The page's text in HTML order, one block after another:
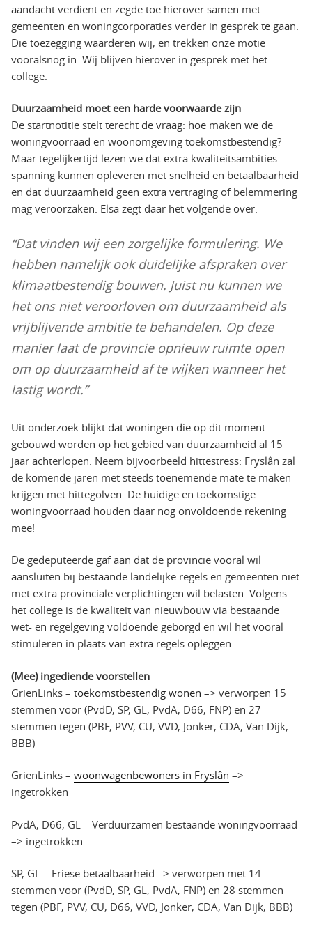
aandacht verdient en zegde toe hierover samen met
gemeenten en woningcorporaties verder in gesprek te gaan.
Die toezegging waarderen wij, en trekken onze motie
vooralsnog in. Wij blijven hierover in gesprek met het
college.
Duurzaamheid moet een harde voorwaarde zijn
De startnotitie stelt terecht de vraag: hoe maken we de
woningvoorraad en woonomgeving toekomstbestendig?
Maar tegelijkertijd lezen we dat extra kwaliteitsambities
spanning kunnen opleveren met snelheid en betaalbaarheid
en dat duurzaamheid geen extra vertraging of belemmering
mag veroorzaken. Elsa zegt daar het volgende over:
“Dat vinden wij een zorgelijke formulering. We
hebben namelijk ook duidelijke afspraken over
klimaatbestendig bouwen. Juist nu kunnen we
het ons niet veroorloven om duurzaamheid als
vrijblijvende ambitie te behandelen. Op deze
manier laat de provincie opnieuw ruimte open
om op duurzaamheid af te wijken wanneer het
lastig wordt.”
Uit onderzoek blijkt dat woningen die op dit moment
gebouwd worden op het gebied van duurzaamheid al 15
jaar achterlopen. Neem bijvoorbeeld hittestress: Fryslân zal
de komende jaren met steeds toenemende mate te maken
krijgen met hittegolven. De huidige en toekomstige
woningvoorraad houden daar nog onvoldoende rekening
mee!
De gedeputeerde gaf aan dat de provincie vooral wil
aansluiten bij bestaande landelijke regels en gemeenten niet
met extra provinciale verplichtingen wil belasten. Volgens
het college is de kwaliteit van nieuwbouw via bestaande
wet- en regelgeving voldoende geborgd en wil het vooral
stimuleren in plaats van extra regels opleggen.
(Mee) ingediende voorstellen
GrienLinks – toekomstbestendig wonen –> verworpen 15
stemmen voor (PvdD, SP, GL, PvdA, D66, FNP) en 27
stemmen tegen (PBF, PVV, CU, VVD, Jonker, CDA, Van Dijk,
BBB)
GrienLinks – woonwagenbewoners in Fryslân –>
ingetrokken
PvdA, D66, GL – Verduurzamen bestaande woningvoorraad
–> ingetrokken
SP, GL – Friese betaalbaarheid –> verworpen met 14
stemmen voor (PvdD, SP, GL, PvdA, FNP) en 28 stemmen
tegen (PBF, PVV, CU, D66, VVD, Jonker, CDA, Van Dijk, BBB)